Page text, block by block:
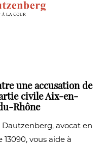
une accusation de
civile Aix-en-
Rhône
avocat en
vous aide à